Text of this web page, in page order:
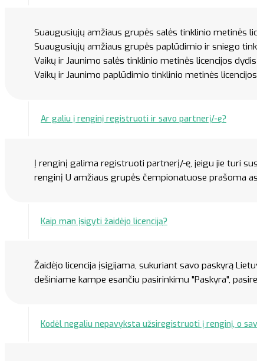
Suaugusiųjų amžiaus grupės salės tinklinio metinės
Suaugusiųjų amžiaus grupės paplūdimio ir sniego
Vaikų ir Jaunimo salės tinklinio metinės licencijos dydis
Vaikų ir Jaunimo paplūdimio tinklinio metinės
Ar galiu į renginį registruoti ir savo partnerį/-ę?
Į renginį galima registruoti partnerį/-ę, jeigu jie turi
renginį U amžiaus grupės čempionatuose prašoma
Kaip man įsigyti žaidėjo licenciją?
Žaidėjo licencija įsigijama, sukuriant savo paskyrą
dešiniame kampe esančiu pasirinkimu "Paskyra",
Kodėl negaliu nepavyksta užsiregistruoti į renginį, o